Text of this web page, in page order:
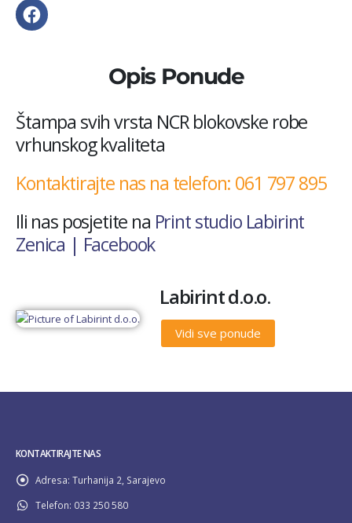
Opis Ponude
Štampa svih vrsta NCR blokovske robe
vrhunskog kvaliteta
Kontaktirajte nas na telefon: 061 797 895
Ili nas posjetite na Print studio Labirint
Zenica | Facebook
Labirint d.o.o.
Vidi sve ponude
KONTAKTIRAJTE NAS
Adresa: Turhanija 2, Sarajevo
Telefon: 033 250 580